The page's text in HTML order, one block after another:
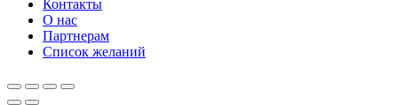
Контакты
О нас
Партнерам
Список желаний